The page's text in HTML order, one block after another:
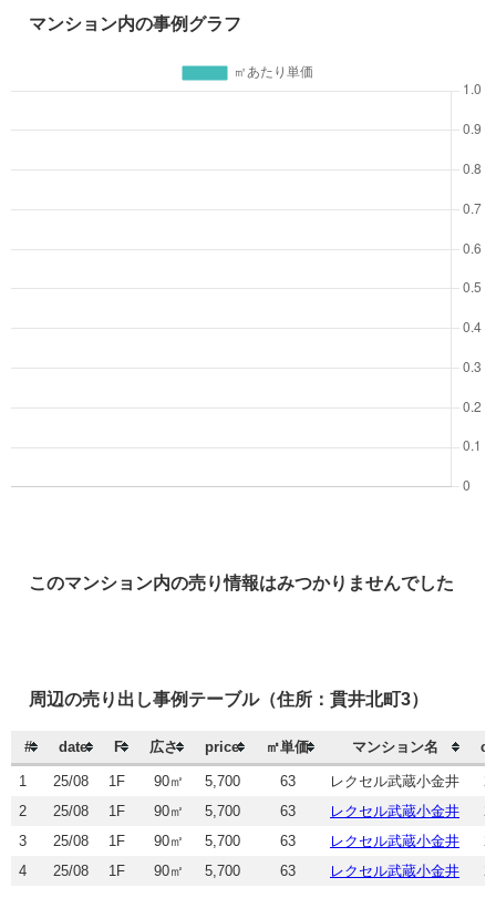
マンション内の事例グラフ
このマンション内の売り情報はみつかりませんでした
周辺の売り出し事例テーブル（住所：貫井北町3）
# date F 広さ price ㎡単価 マンション名
1 25/08 1F 90㎡ 5,700 63 レクセル武蔵小金井
2 25/08 1F 90㎡ 5,700 63 レクセル武蔵小金井
3 25/08 1F 90㎡ 5,700 63 レクセル武蔵小金井
4 25/08 1F 90㎡ 5,700 63 レクセル武蔵小金井